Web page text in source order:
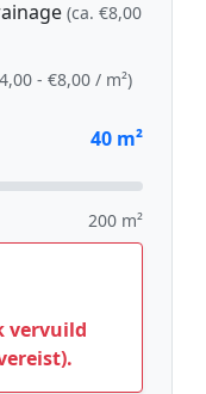
(ca. €8,00
- €8,00 / m²)
40 m²
200 m²
vervuild